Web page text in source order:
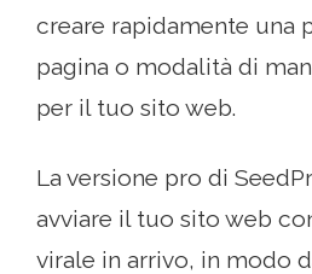
creare rapidamente una
pagina o modalità di
per il tuo sito web.
La versione pro di
avviare il tuo sito web
virale in arrivo, in modo